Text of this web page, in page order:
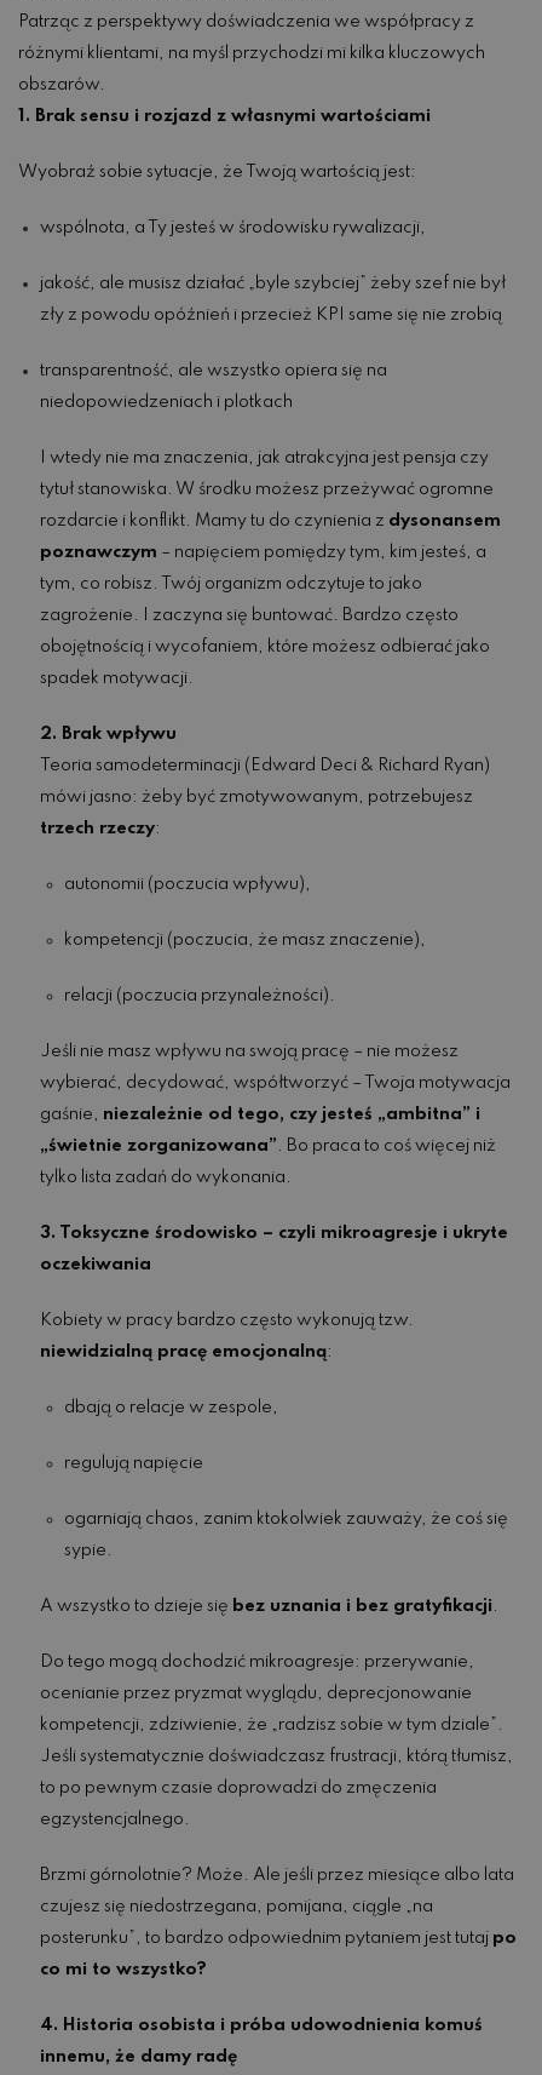
Patrząc z perspektywy doświadczenia we współpracy z
różnymi klientami, na myśl przychodzi mi kilka kluczowych
obszarów.
1. Brak sensu i rozjazd z własnymi wartościami
Wyobraź sobie sytuacje, że Twoją wartością jest:
wspólnota, a Ty jesteś w środowisku rywalizacji,
jakość, ale musisz działać „byle szybciej” żeby szef nie był
zły z powodu opóźnień i przecież KPI same się nie zrobią
transparentność, ale wszystko opiera się na
niedopowiedzeniach i plotkach
I wtedy nie ma znaczenia, jak atrakcyjna jest pensja czy
tytuł stanowiska. W środku możesz przeżywać ogromne
rozdarcie i konflikt. Mamy tu do czynienia z dysonansem
poznawczym – napięciem pomiędzy tym, kim jesteś, a
tym, co robisz. Twój organizm odczytuje to jako
zagrożenie. I zaczyna się buntować. Bardzo często
obojętnością i wycofaniem, które możesz odbierać jako
spadek motywacji.
2. Brak wpływu
Teoria samodeterminacji (Edward Deci & Richard Ryan)
mówi jasno: żeby być zmotywowanym, potrzebujesz
trzech rzeczy:
autonomii (poczucia wpływu),
kompetencji (poczucia, że masz znaczenie),
relacji (poczucia przynależności).
Jeśli nie masz wpływu na swoją pracę – nie możesz
wybierać, decydować, współtworzyć – Twoja motywacja
gaśnie, niezależnie od tego, czy jesteś „ambitna” i
„świetnie zorganizowana” . Bo praca to coś więcej niż
tylko lista zadań do wykonania.
3. Toksyczne środowisko – czyli mikroagresje i ukryte
oczekiwania
Kobiety w pracy bardzo często wykonują tzw.
niewidzialną pracę emocjonalną:
dbają o relacje w zespole,
regulują napięcie
ogarniają chaos, zanim ktokolwiek zauważy, że coś się
sypie.
A wszystko to dzieje się bez uznania i bez gratyfikacji .
Do tego mogą dochodzić mikroagresje: przerywanie,
ocenianie przez pryzmat wyglądu, deprecjonowanie
kompetencji, zdziwienie, że „radzisz sobie w tym dziale”.
Jeśli systematycznie doświadczasz frustracji, którą tłumisz,
to po pewnym czasie doprowadzi do zmęczenia
egzystencjalnego.
Brzmi górnolotnie? Może. Ale jeśli przez miesiące albo lata
czujesz się niedostrzegana, pomijana, ciągle „na
posterunku”, to bardzo odpowiednim pytaniem jest tutaj po
co mi to wszystko?
4. Historia osobista i próba udowodnienia komuś
innemu, że damy radę